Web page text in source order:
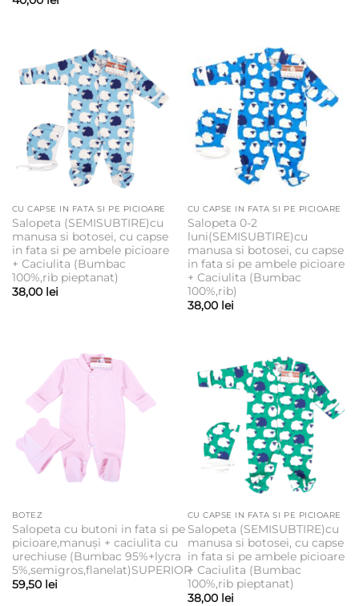
CU CAPSE IN FATA SI PE PICIOARE
Salopeta (SEMISUBTIRE)cu
manusa si botosei, cu capse
in fata si pe ambele picioare
+ Caciulita (Bumbac
100%,rib pieptanat)
38,00 lei
CU CAPSE IN FATA SI PE PICIOARE
Salopeta 0-2
luni(SEMISUBTIRE)cu
manusa si botosei, cu capse
in fata si pe ambele picioare
+ Caciulita (Bumbac
100%,rib)
38,00 lei
BOTEZ
Salopeta cu butoni in fata si pe
picioare,manuși + caciulita cu
urechiuse (Bumbac 95%+lycra
5%,semigros,flanelat)SUPERIOR
59,50 lei
CU CAPSE IN FATA SI PE PICIOARE
Salopeta (SEMISUBTIRE)cu
manusa si botosei, cu capse
in fata si pe ambele picioare
+ Caciulita (Bumbac
100%,rib pieptanat)
38,00 lei